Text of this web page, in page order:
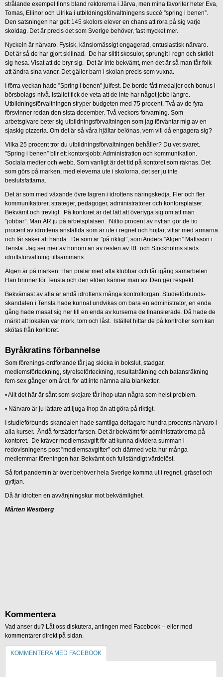
strålande exempel finns bland rektorerna i Järva, men mina favoriter heter Eva,
Tomas, Ellinor och Ulrika i utbildningsförvaltningens succé ”spring i benen”.
Den satsningen har gett 145 skolors elever en chans att röra på sig varje
skoldag. Det är precis det som Sverige behöver, fast mycket mer.
Nyckeln är närvaro. Fysisk, känslomässigt engagerad, entusiastisk närvaro.
Det är så de har gjort skillnad. De har slitit skosulor, sprungit i regn och skrikit
sig hesa. Visat att de bryr sig. Det är inte bekvämt, men det är så man får folk
att ändra sina vanor. Det gäller barn i skolan precis som vuxna.
I förra veckan hade ”Spring i benen” julfest. De borde fått medaljer och bonus i
börsbolags-nivå. Istället fick de veta att de inte har något jobb längre.
Utbildningsförvaltningen stryper budgeten med 75 procent. Två av de fyra
försvinner redan den sista december. Två veckors förvarning. Som
arbetsgivare beter sig utbildningsförvaltningen som jag förväntar mig av en
sjaskig pizzeria. Om det är så våra hjältar belönas, vem vill då engagera sig?
Vilka 25 procent tror du utbildningsförvaltningen behåller? Du vet svaret.
”Spring i benen” blir ett kontorsjobb: Administration och kommunikation.
Sociala medier och webb. Som vanligt är det tid på kontoret som räknas. Det
som görs på marken, med eleverna ute i skolorna, det ser ju inte
beslutsfattarna.
Det är som med växande övre lagren i idrottens näringskedja. Fler och fler
kommunikatörer, strateger, pedagoger, administratörer och kontorsplatser.
Bekvämt och trevligt. På kontoret är det lätt att övertyga sig om att man
”jobbar”. Man ÄR ju på arbetsplatsen. Nittio procent av nyttan gör de tio
procent av idrottens anställda som är ute i regnet och hojtar, viftar med armarna
och får saker att hända. De som är ”på riktigt”, som Anders ”Älgen” Mattsson i
Tensta. Jag ser mer av honom än av resten av RF och Stockholms stads
idrottsförvaltning tillsammans.
Älgen är på marken. Han pratar med alla klubbar och får igång samarbeten.
Han brinner för Tensta och den elden känner man av. Den ger respekt.
Bekvämast av alla är ändå idrottens många kontrollorgan. Studieförbunds-
skandalen i Tensta hade kunnat undvikas om bara en administratör, en enda
gång hade masat sig ner till en enda av kurserna de finansierade. Då hade de
märkt att lokalen var mörk, tom och låst. Istället hittar de på kontroller som kan
skötas från kontoret.
Byråkratins förbannelse
Som förenings-ordförande får jag skicka in bokslut, stadgar,
medlemsförteckning, styrelseförteckning, resultaträkning och balansräkning
fem-sex gånger om året, för att inte nämna alla blanketter.
•Allt det här är sånt som skojare får ihop utan några som helst problem.
• Närvaro är ju lättare att ljuga ihop än att göra på riktigt.
I studieförbunds-skandalen hade samtliga deltagare hundra procents närvaro i
alla kurser. Ändå fortsätter farsen. Det är bekvämt för administratörerna på
kontoret. De kräver medlemsavgift för att kunna dividera summan i
redovisningens post ”medlemsavgifter” och därmed veta hur många
medlemmar föreningen har. Bekvämt och fullständigt värdelöst.
Så fort pandemin är över behöver hela Sverige komma ut i regnet, gräset och
gyttjan.
Då är idrotten en avvänjningskur mot bekvämlighet.
Mårten Westberg
Kommentera
Vad anser du? Låt oss diskutera, antingen med Facebook – eller med
kommentarer direkt på sidan.
KOMMENTERA MED FACEBOOK